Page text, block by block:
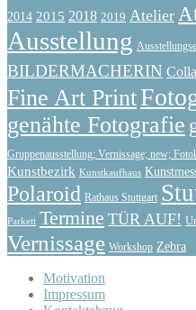
2014 2015 2018 2019 Atelier
Ausstellung
BILDERMACHERIN
Fine Art Print
genähte Fotografie
Gruppenausstellung; Vernissage; new;
Kunstbezirk Kunstkaufhaus
Polaroid Rathaus Stuttgart
Parkett Termine TÜR AUF!
Vernissage Workshop Zebra
Motivation
Impressum